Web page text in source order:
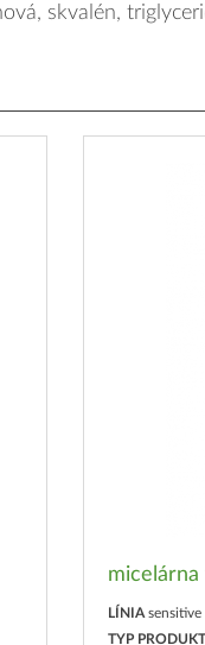
skvalén,
micelárna
LÍNIA sensitive
TYP